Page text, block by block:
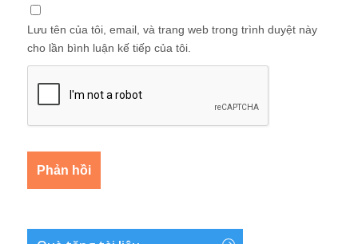
Lưu tên của tôi, email, và trang web trong trình duyệt này
cho lần bình luận kế tiếp của tôi.